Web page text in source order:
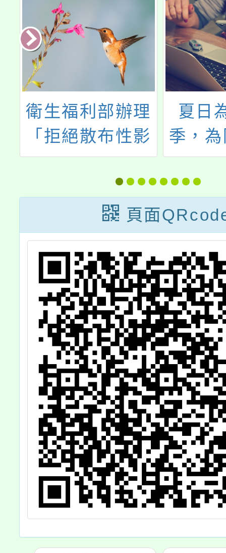
衛生福利部辦理
「拒絕散布性影
像 一起shorts出
來」創意短影音
徵件活動計畫及
電子活動海報
夏日
季，
流等
故，
灣海
(以下
心)製
災科
頁面